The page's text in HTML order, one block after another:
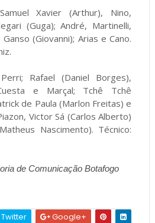
Xavier (Arthur), Nino,
(Guga); André, Martinelli,
(Giovanni); Arias e Cano.
Rafael (Daniel Borges),
e Marçal; Tchê Tchê
de Paula (Marlon Freitas) e
Victor Sá (Carlos Alberto)
Nascimento). Técnico:
de Comunicação Botafogo
Twitter Google+